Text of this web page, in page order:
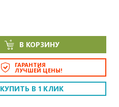
В КОРЗИНУ
ГАРАНТИЯ
ЛУЧШЕЙ ЦЕНЫ!
КУПИТЬ В 1 КЛИК